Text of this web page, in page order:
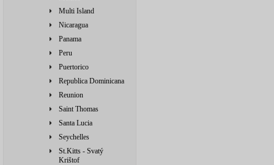
Multi Island
Nicaragua
Panama
Peru
Puertorico
Republica Dominicana
Reunion
Saint Thomas
Santa Lucia
Seychelles
St.Kitts - Svatý
Krištof